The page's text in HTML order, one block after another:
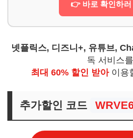
👉 바로 확인하러
넷플릭스, 디즈니+, 유튜브,
독 서비스를
최대 60% 할인 받아이용
추가할인 코드